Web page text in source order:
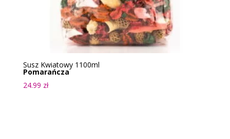
Susz Kwiatowy 1100ml
Pomarańcza
24.99 zł